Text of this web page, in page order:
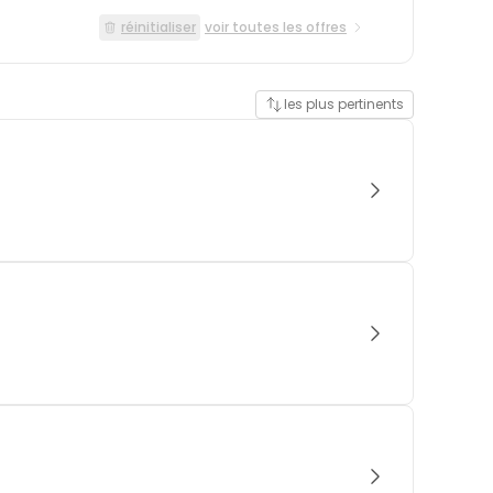
réinitialiser voir toutes les offres
les plus pertinents